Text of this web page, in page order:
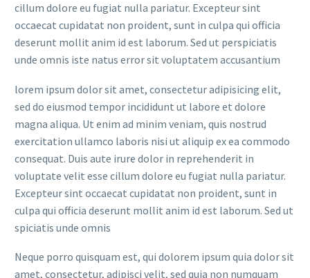
cillum dolore eu fugiat nulla pariatur. Excepteur sint
occaecat cupidatat non proident, sunt in culpa qui officia
deserunt mollit anim id est laborum. Sed ut perspiciatis
unde omnis iste natus error sit voluptatem accusantium
lorem ipsum dolor sit amet, consectetur adipisicing elit,
sed do eiusmod tempor incididunt ut labore et dolore
magna aliqua. Ut enim ad minim veniam, quis nostrud
exercitation ullamco laboris nisi ut aliquip ex ea commodo
consequat. Duis aute irure dolor in reprehenderit in
voluptate velit esse cillum dolore eu fugiat nulla pariatur.
Excepteur sint occaecat cupidatat non proident, sunt in
culpa qui officia deserunt mollit anim id est laborum. Sed ut
spiciatis unde omnis
Neque porro quisquam est, qui dolorem ipsum quia dolor sit
amet, consectetur, adipisci velit, sed quia non numquam